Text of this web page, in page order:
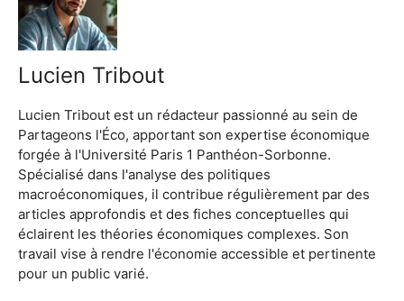
Lucien Tribout
Lucien Tribout est un rédacteur passionné au sein de
Partageons l'Éco, apportant son expertise économique
forgée à l'Université Paris 1 Panthéon-Sorbonne.
Spécialisé dans l'analyse des politiques
macroéconomiques, il contribue régulièrement par des
articles approfondis et des fiches conceptuelles qui
éclairent les théories économiques complexes. Son
travail vise à rendre l'économie accessible et pertinente
pour un public varié.